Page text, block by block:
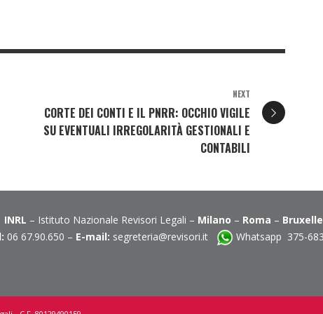
NEXT
CORTE DEI CONTI E IL PNRR: OCCHIO VIGILE
SU EVENTUALI IRREGOLARITÀ GESTIONALI E
CONTABILI
INRL – Istituto Nazionale Revisori Legali – Milano – Roma –
06 67.90.650 – E-mail: segreteria@revisori.it Whatsapp 375-